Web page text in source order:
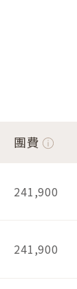
團費
241,900
241,900